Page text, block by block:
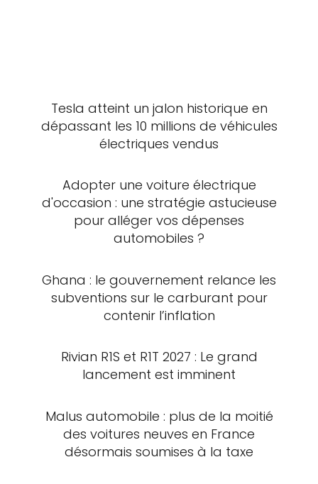
Tesla atteint un jalon historique en
dépassant les 10 millions de véhicules
électriques vendus
Adopter une voiture électrique
d'occasion : une stratégie astucieuse
pour alléger vos dépenses
automobiles ?
Ghana : le gouvernement relance les
subventions sur le carburant pour
contenir l’inflation
Rivian R1S et R1T 2027 : Le grand
lancement est imminent
Malus automobile : plus de la moitié
des voitures neuves en France
désormais soumises à la taxe